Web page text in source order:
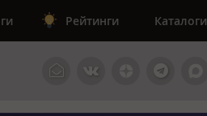
Рейтинги Каталоги